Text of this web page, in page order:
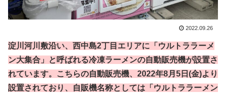
2022.09.26
淀川河川敷沿い、西中島2丁目エリアに「ウルトララーメ
ン大集合」と呼ばれる冷凍ラーメンの自動販売機が設置さ
れています。こちらの自動販売機、2022年8月5日(金)より
設置されており、自販機名称としては「ウルトララーメン